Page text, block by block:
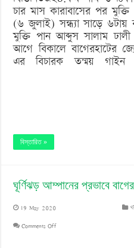
চার মাস কারাবাসের পর
(৬ জুলাই) সন্ধ্যা সাড়ে ৬টায়
মুক্তি পান আব্দুস সালাম
আগে বিকালে বাগেরহাটের
এর বিচারক তন্ময় গাইন
বিস্তারিত »
ঘূর্ণিঝড় আম্পানের প্রভাবে
19 May 2020
Comments Offon